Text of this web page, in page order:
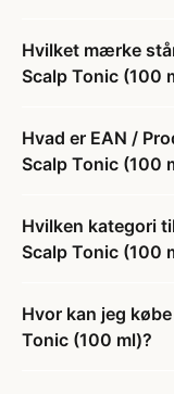
Hvilket mærke
Scalp Tonic (100
Hvad er EAN /
Scalp Tonic (100
Hvilken kategori
Scalp Tonic (100
Hvor kan jeg
Tonic (100 ml)?